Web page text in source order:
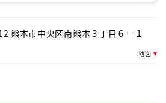
熊本市中央区南熊本３丁目６－１
地図